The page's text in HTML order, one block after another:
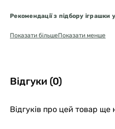
Рекомендації з підбору іграшки
Велика – собакам від 23 кг та
ЗАДОВОЛЕННЯ ТА НІЯКИХ
для жування, з ароматом та
Показати більшеПоказати менше
Відгуки (0)
Відгуків про цей товар ще